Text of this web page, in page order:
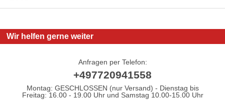
Wir helfen gerne weiter
Anfragen per Telefon:
+497720941558
Montag: GESCHLOSSEN (nur Versand) - Dienstag bis
Freitag: 16.00 - 19.00 Uhr und Samstag 10.00-15.00 Uhr